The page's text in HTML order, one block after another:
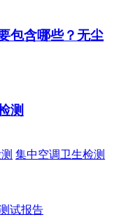
包含哪些？无尘
测
集中空调卫生检测
试报告